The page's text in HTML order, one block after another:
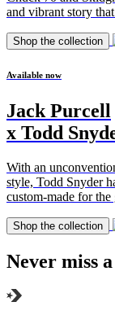
and vibrant story
Shop the collection
Available now
Jack Purcell
x Todd
With an
style, Todd Snyder
custom-made for the
Shop the collection
Never miss